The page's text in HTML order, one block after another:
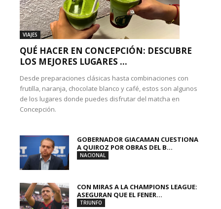
VIAJES
QUÉ HACER EN CONCEPCIÓN: DESCUBRE
LOS MEJORES LUGARES ...
Desde preparaciones clásicas hasta combinaciones con
frutilla, naranja, chocolate blanco y café, estos son algunos
de los lugares donde puedes disfrutar del matcha en
Concepción.
GOBERNADOR GIACAMAN CUESTIONA
A QUIROZ POR OBRAS DEL B...
NACIONAL
CON MIRAS A LA CHAMPIONS LEAGUE:
ASEGURAN QUE EL FENER...
TRIUNFO